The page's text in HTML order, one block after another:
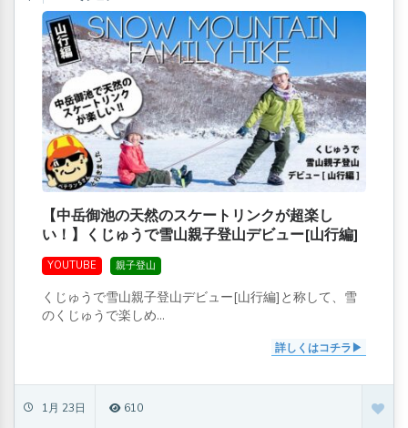
【中岳御池の天然のスケートリンクが超楽し
い！】くじゅうで雪山親子登山デビュー[山行編]
YOUTUBE 親子登山
くじゅうで雪山親子登山デビュー[山行編]と称して、雪
のくじゅうで楽しめ...
詳しくはコチラ
1月 23日 610